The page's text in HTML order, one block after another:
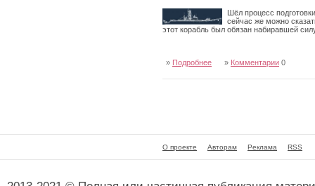
Шёл процесс
сейчас же можно
этот корабль был обязан набиравшей
» Подробнее » Комментарии 0
О проекте Авторам Реклама RSS